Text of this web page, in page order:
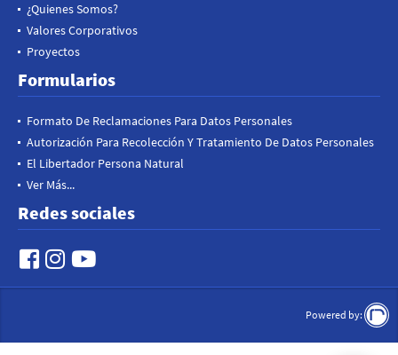
¿Quienes Somos?
Valores Corporativos
Proyectos
Formularios
Formato De Reclamaciones Para Datos Personales
Autorización Para Recolección Y Tratamiento De Datos Personales
El Libertador Persona Natural
Ver Más...
Redes sociales
Powered by: